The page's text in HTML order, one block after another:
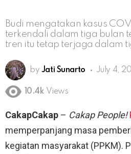
Budi mengatakan kasus
terkendali dalam tiga bulan
tren itu tetap terjaga dalam
by Jati Sunarto July 4,
10.4k Views
CakapCakap – Cakap People!
memperpanjang masa
kegiatan masyarakat (PPKM).